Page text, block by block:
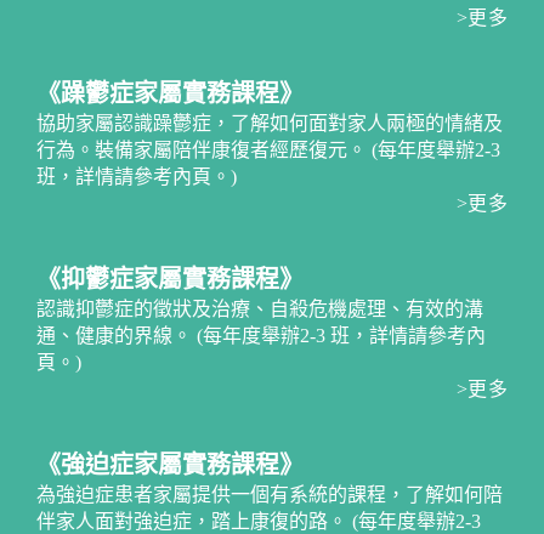
>更多
《躁鬱症家屬實務課程》
協助家屬認識躁鬱症，了解如何面對家人兩極的情緒及
行為。裝備家屬陪伴康復者經歷復元。 (每年度舉辦2-3
班，詳情請參考內頁。)
>更多
《抑鬱症家屬實務課程》
認識抑鬱症的徵狀及治療、自殺危機處理、有效的溝
通、健康的界線。 (每年度舉辦2-3 班，詳情請參考內
頁。)
>更多
《強迫症家屬實務課程》
為強迫症患者家屬提供一個有系統的課程，了解如何陪
伴家人面對強迫症，踏上康復的路。 (每年度舉辦2-3